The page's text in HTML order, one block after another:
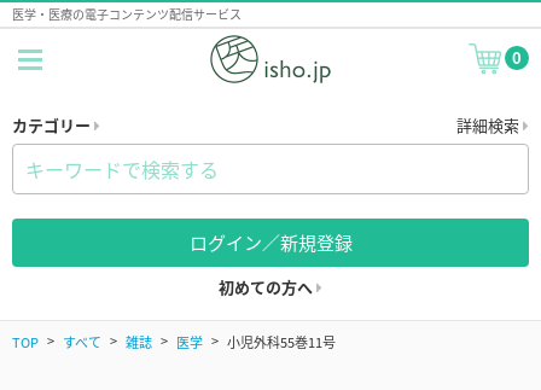
医学・医療の電子コンテンツ配信サービス
0
カテゴリー 詳細検索
ログイン／新規登録
初めての方へ
TOP すべて 雑誌 医学 小児外科55巻11号